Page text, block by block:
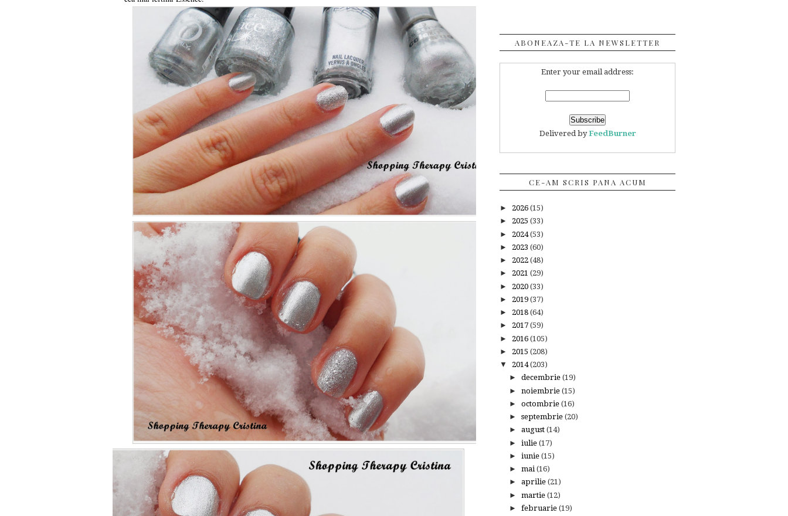
ABONEAZA-TE LA NEWSLETTER
Enter your email address:
Delivered byFeedBurner
CE-AM SCRIS PANA ACUM
► 2026 (15)
► 2025 (33)
► 2024(53)
► 2023 (60)
► 2022 (48)
► 2021 (29)
► 2020 (33)
► 2019 (37)
► 2018 (64)
► 2017 (59)
► 2016 (105)
► 2015 (208)
▼ 2014(203)
► decembrie (19)
► noiembrie (15)
► octombrie (16)
► septembrie (20)
► august (14)
► iulie (17)
► iunie (15)
► mai(16)
► aprilie (21)
► martie (12)
► februarie (19)